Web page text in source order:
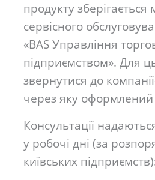
продукту зберігається
сервісного
«BAS Управління
підприємством». Для
звернутися до
через яку
Консультації
у робочі дні (за
київських